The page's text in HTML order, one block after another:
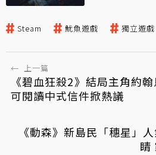
Steam 魷魚遊戲 獨立遊戲
← 上一篇
《碧血狂殺2》結局主角約
可閱讀中式信件掀熱議
《動森》新島民「穗星」
睛